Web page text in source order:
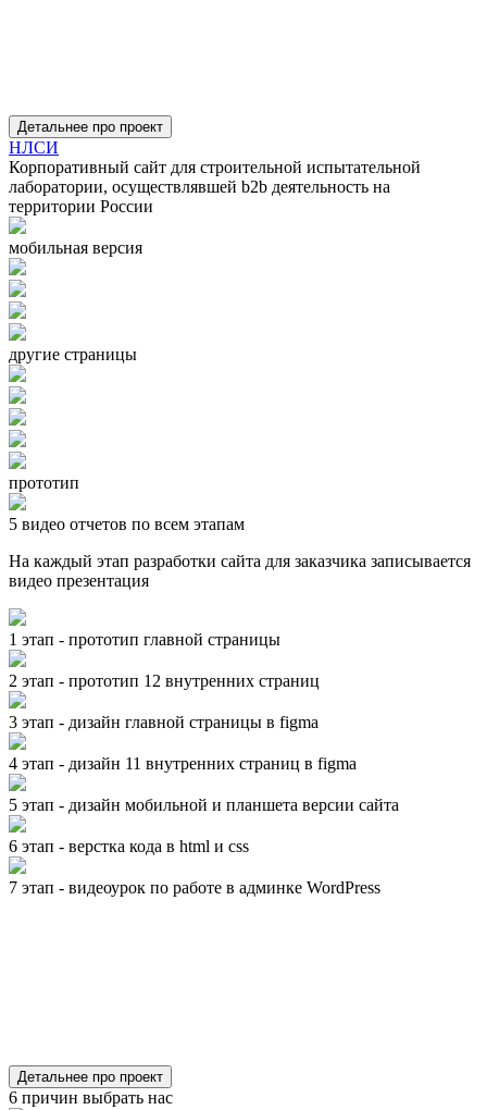
Детальнее про проект
НЛСИ
Корпоративный сайт для строительной испытательной
лаборатории, осуществлявшей b2b деятельность на
территории России
мобильная версия
другие страницы
прототип
5 видео отчетов по всем этапам
На каждый этап разработки сайта для заказчика записывается
видео презентация
1 этап - прототип главной страницы
2 этап - прототип 12 внутренних страниц
3 этап - дизайн главной страницы в figma
4 этап - дизайн 11 внутренних страниц в figma
5 этап - дизайн мобильной и планшета версии сайта
6 этап - верстка кода в html и css
7 этап - видеоурок по работе в админке WordPress
Детальнее про проект
6 причин выбрать нас